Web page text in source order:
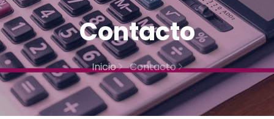
Contacto
Inicio Contacto